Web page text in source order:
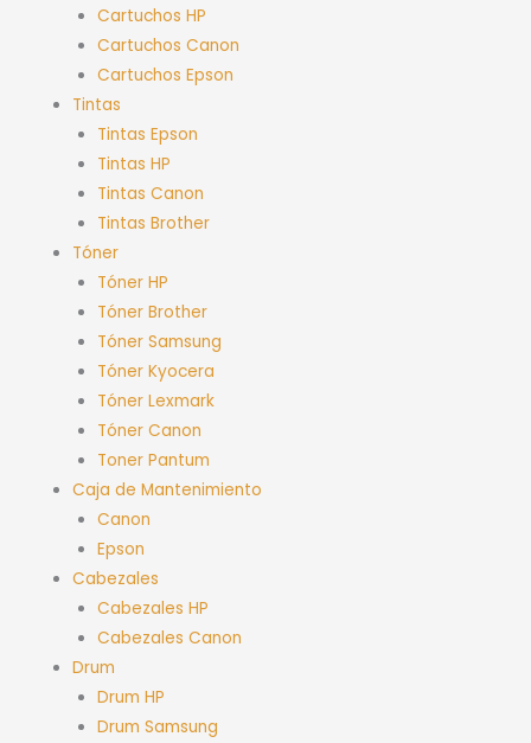
Cartuchos HP
Cartuchos Canon
Cartuchos Epson
Tintas
Tintas Epson
Tintas HP
Tintas Canon
Tintas Brother
Tóner
Tóner HP
Tóner Brother
Tóner Samsung
Tóner Kyocera
Tóner Lexmark
Tóner Canon
Toner Pantum
Caja de Mantenimiento
Canon
Epson
Cabezales
Cabezales HP
Cabezales Canon
Drum
Drum HP
Drum Samsung